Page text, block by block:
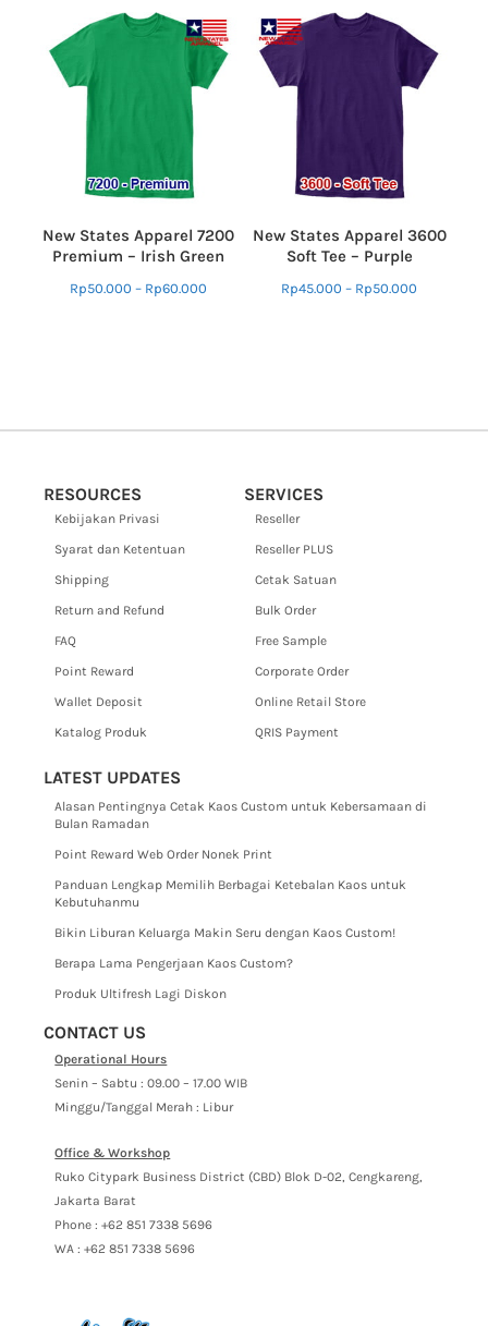
New States Apparel 7200
Premium – Irish Green
Rp50.000 – Rp60.000
New States Apparel 3600
Soft Tee – Purple
Rp45.000 – Rp50.000
RESOURCES SERVICES
LATEST UPDATES
CONTACT US
Kebijakan Privasi
Syarat dan Ketentuan
Shipping
Return and Refund
FAQ
Point Reward
Wallet Deposit
Katalog Produk
Reseller
Reseller PLUS
Cetak Satuan
Bulk Order
Free Sample
Corporate Order
Online Retail Store
QRIS Payment
Alasan Pentingnya Cetak Kaos Custom untuk Kebersamaan di
Bulan Ramadan
Point Reward Web Order Nonek Print
Panduan Lengkap Memilih Berbagai Ketebalan Kaos untuk
Kebutuhanmu
Bikin Liburan Keluarga Makin Seru dengan Kaos Custom!
Berapa Lama Pengerjaan Kaos Custom?
Produk Ultifresh Lagi Diskon
Operational Hours
Senin – Sabtu : 09.00 – 17.00 WIB
Minggu/Tanggal Merah : Libur
Office & Workshop
Ruko Citypark Business District (CBD) Blok D-02, Cengkareng,
Jakarta Barat
Phone : +62 851 7338 5696
WA : +62 851 7338 5696